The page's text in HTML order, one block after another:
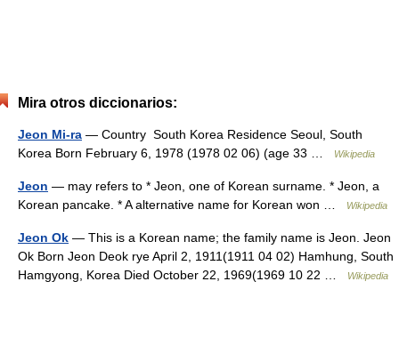
Mira otros diccionarios:
Jeon Mi-ra — Country South Korea Residence Seoul, South
Korea Born February 6, 1978 (1978 02 06) (age 33 …
Wikipedia
Jeon — may refers to * Jeon, one of Korean surname. * Jeon, a
Korean pancake. * A alternative name for Korean won …
Wikipedia
Jeon Ok — This is a Korean name; the family name is Jeon. Jeon
Ok Born Jeon Deok rye April 2, 1911(1911 04 02) Hamhung, South
Hamgyong, Korea Died October 22, 1969(1969 10 22 …
Wikipedia